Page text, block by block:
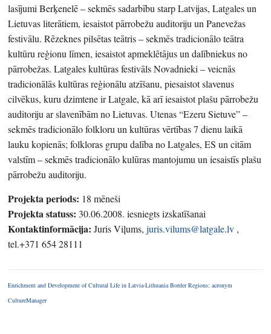
lasījumi Berķenelē – sekmēs sadarbību starp Latvijas, Latgales un
Lietuvas literātiem, iesaistot pārrobežu auditoriju un Panevežas
festivālu. Rēzeknes pilsētas teātris – sekmēs tradicionālo teātra
kultūru reģionu līmen, iesaistot apmeklētājus un dalībniekus no
pārrobežas. Latgales kultūras festivāls Novadnieki – veicnās
tradicionālās kultūras reģionālu atzīšanu, piesaistot slavenus
cilvēkus, kuru dzimtene ir Latgale, kā arī iesaistot plašu pārrobežu
auditoriju ar slavenībām no Lietuvas. Utenas “Ezeru Sietuve” –
sekmēs tradicionālo folkloru un kultūras vērtības 7 dienu laikā
lauku kopienās; folkloras grupu dalība no Latgales, ES un citām
valstīm – sekmēs tradicionālo kulūras mantojumu un iesaistīs plašu
pārrobežu auditoriju.
Projekta periods: 18 mēneši
Projekta statuss: 30.06.2008. iesniegts izskatīšanai
Kontaktinformācija: Juris Viļums, juris.vilums@latgale.lv ,
tel.+371 654 28111
Enrichment and Development of Cultural Life in Latvia-Lithuania Border Regions; acronym
CultureManager